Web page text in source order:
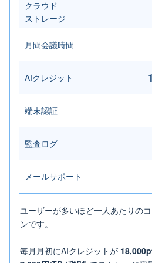
クラウド
ストレージ
月間会議時間
AIクレジット
端末認証
監査ログ
メールサポート
ユーザーが多いほど一人あたりの
ンです。
毎月月初にAIクレジットが